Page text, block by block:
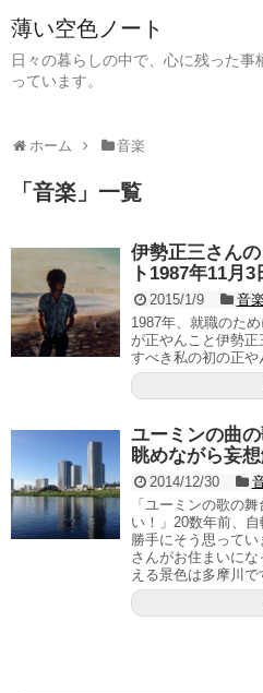
薄い空色ノート
日々の暮らしの中で、心に残った
っています。
ホーム 音楽
「 音楽 」 一覧
伊勢正三さん
ト1987年11月3
2015/1/9
音
1987年、就職のた
が正やんこと伊勢
すべき私の初の正
ユーミンの曲
眺めながら妄
2014/12/30
「ユーミンの歌の
い！」20数年前、
勝手にそう思って
さんがお住まいに
える景色は多摩川で